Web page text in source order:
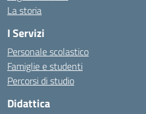
La storia
I Servizi
Personale scolastico
Famiglie e studenti
Percorsi di studio
Didattica